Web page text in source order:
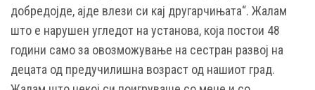
добредојде, ајде влези си кај другарчињата“. Жалам
што е нарушен угледот на установа, која постои 48
години само за овозможување на сестран развој на
децата од предучилишна возраст од нашиот град.